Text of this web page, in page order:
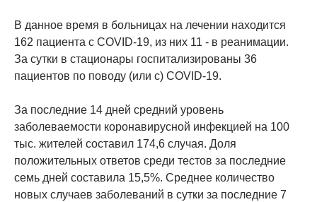
В данное время в больницах на лечении находится
162 пациента с COVID-19, из них 11 - в реанимации.
За сутки в стационары госпитализированы 36
пациентов по поводу (или с) COVID-19.
За последние 14 дней средний уровень
заболеваемости коронавирусной инфекцией на 100
тыс. жителей составил 174,6 случая. Доля
положительных ответов среди тестов за последние
семь дней составила 15,5%. Среднее количество
новых случаев заболеваний в сутки за последние 7